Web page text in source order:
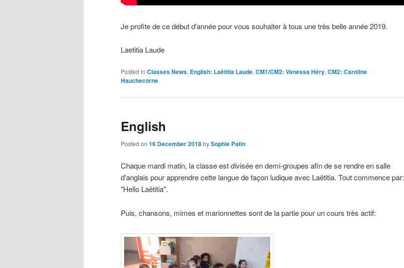
Je profite de ce début d'année pour vous souhaiter à tous une très belle année2019.
Laetitia Laude
Posted in Classes News, English: Laëtitia Laude,CM1/CM2: Vanessa Héry,CM2: Caroline
Hauchecorne
English
Posted on 16 December 2018bySophie Patin
Chaque mardi matin, la classe est divisée en demi-groupes afin de se rendre en salle
d'anglais pour apprendre cette langue de façon ludique avec Laëtitia. Tout commence par:
"Hello Laëtitia".
Puis, chansons, mimes et marionnettes sont de la partie pour un cours très actif: